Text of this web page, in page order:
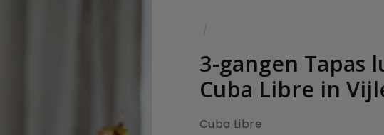
3-gangen Tapas
Cuba Libre in
Cuba Libre